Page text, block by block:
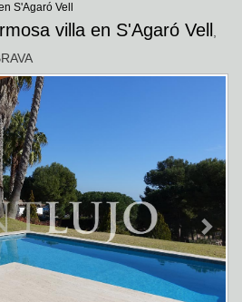
S'Agaró Vell
villa en S'Agaró Vell